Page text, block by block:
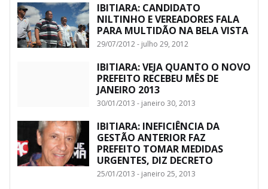
IBITIARA: CANDIDATO
NILTINHO E VEREADORES FALA
PARA MULTIDÃO NA BELA VISTA
29/07/2012 - julho 29, 2012
IBITIARA: VEJA QUANTO O NOVO
PREFEITO RECEBEU MÊS DE
JANEIRO 2013
30/01/2013 - janeiro 30, 2013
IBITIARA: INEFICIÊNCIA DA
GESTÃO ANTERIOR FAZ
PREFEITO TOMAR MEDIDAS
URGENTES, DIZ DECRETO
25/01/2013 - janeiro 25, 2013